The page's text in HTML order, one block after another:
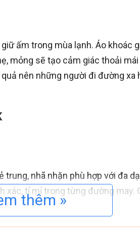
ấm trong mùa lạnh. Áo khoác
mỏng sẽ tạo cảm giác thoải
nên những người đi đường xa
nhã nhặn phù hợp với đa
xác, tỉ mỉ trong từng đường may.
đồng phục phù hợp của từng
dạng từ S/M/L/XL
thêm »